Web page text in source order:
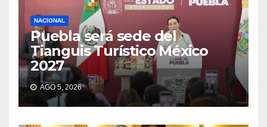
NACIONAL
Puebla será sede del
Tianguis Turístico México
2027
AGO 5, 2026